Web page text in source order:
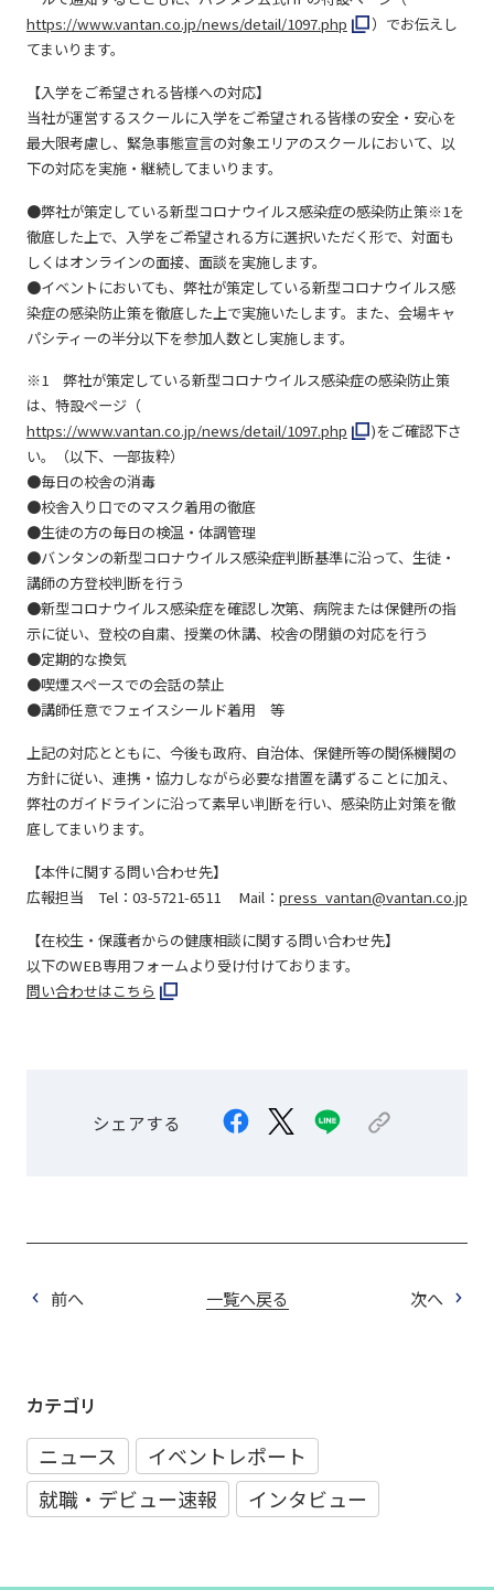
https://www.vantan.co.jp/news/detail/1097.php
）でお伝えし
てまいります。
【入学をご希望される皆様への対応】
当社が運営するスクールに入学をご希望される皆様の安全・安心を
最大限考慮し、緊急事態宣言の対象エリアのスクールにおいて、以
下の対応を実施・継続してまいります。
●弊社が策定している新型コロナウイルス感染症の感染防止策※1を
徹底した上で、入学をご希望される方に選択いただく形で、対面も
しくはオンラインの面接、面談を実施します。
●イベントにおいても、弊社が策定している新型コロナウイルス感
染症の感染防止策を徹底した上で実施いたします。また、会場キャ
パシティーの半分以下を参加人数とし実施します。
※1 弊社が策定している新型コロナウイルス感染症の感染防止策
は、特設ページ（
https://www.vantan.co.jp/news/detail/1097.php
)をご確認下さ
い。（以下、一部抜粋）
●毎日の校舎の消毒
●校舎入り口でのマスク着用の徹底
●生徒の方の毎日の検温・体調管理
●バンタンの新型コロナウイルス感染症判断基準に沿って、生徒・
講師の方登校判断を行う
●新型コロナウイルス感染症を確認し次第、病院または保健所の指
示に従い、登校の自粛、授業の休講、校舎の閉鎖の対応を行う
●定期的な換気
●喫煙スペースでの会話の禁止
●講師任意でフェイスシールド着用 等
上記の対応とともに、今後も政府、自治体、保健所等の関係機関の
方針に従い、連携・協力しながら必要な措置を講ずることに加え、
弊社のガイドラインに沿って素早い判断を行い、感染防止対策を徹
底してまいります。
【本件に関する問い合わせ先】
広報担当 Tel：03-5721-6511 Mail： press_vantan@vantan.co.jp
【在校生・保護者からの健康相談に関する問い合わせ先】
以下のWEB専用フォームより受け付けております。
問い合わせはこちら
シェアする
前へ 一覧へ戻る 次へ
カテゴリ
ニュース
イベントレポート
就職・デビュー速報
インタビュー